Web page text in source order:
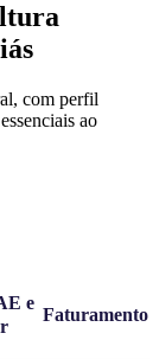
com perfil
ao
e
Faturamento